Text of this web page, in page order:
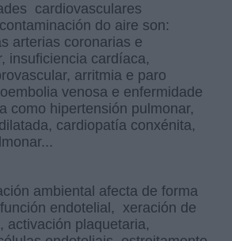
cardiovasculares
do aire son:
arterias coronarias e
insuficiencia cardíaca,
arritmia e paro
venosa e enfermidade
como hipertensión pulmonar,
cardiopatía conxénita,
ambiental afecta de forma
endotelial, xeración de
activación plaquetaria,